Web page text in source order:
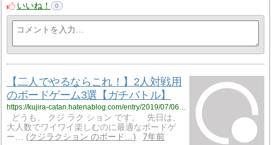
いいね！
0
【二人でやるならこれ！】2人対戦用
のボードゲーム3選【ガチバトル】
どうも、 クジ ラク ション です。 先日は、
大人数でワイワイ楽しむのに最適なボードゲ
ー…
クジラクション のボード…
7年前